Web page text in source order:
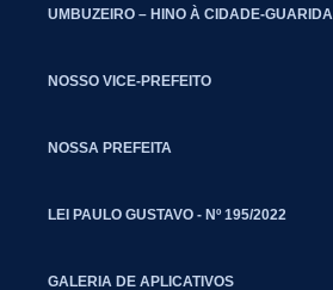
UMBUZEIRO – HINO À CIDADE-GUARIDA
NOSSO VICE-PREFEITO
NOSSA PREFEITA
LEI PAULO GUSTAVO - Nº 195/2022
GALERIA DE APLICATIVOS